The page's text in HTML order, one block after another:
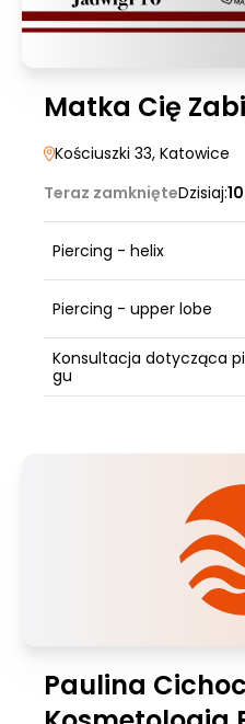
Matka Cię
Kościuszki 33, Katowice
Teraz zamknięteDzisiaj:
Piercing - helix
Piercing - upper lobe
Konsultacja dotycząca
gu
Paulina